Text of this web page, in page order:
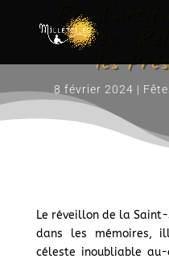
Feu
Landes :
les
8 février 2024 |
Le réveillon de la
dans les mémoires,
céleste inoubliable au-